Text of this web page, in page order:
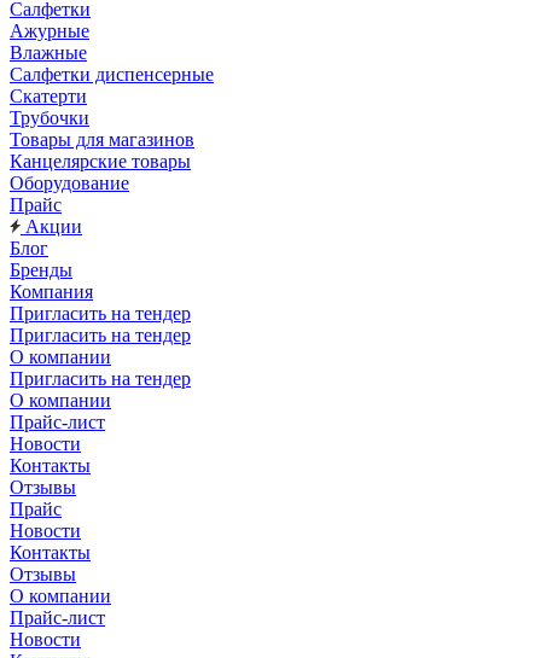
Салфетки
Ажурные
Влажные
Салфетки диспенсерные
Скатерти
Трубочки
Товары для магазинов
Канцелярские товары
Оборудование
Прайс
Акции
Блог
Бренды
Компания
Пригласить на тендер
Пригласить на тендер
О компании
Пригласить на тендер
О компании
Прайс-лист
Новости
Контакты
Отзывы
Прайс
Новости
Контакты
Отзывы
О компании
Прайс-лист
Новости